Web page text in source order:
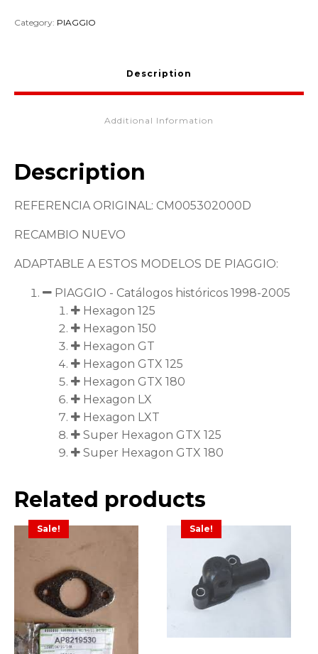
Category: PIAGGIO
Description
Additional Information
Description
REFERENCIA ORIGINAL: CM005302000D
RECAMBIO NUEVO
ADAPTABLE A ESTOS MODELOS DE PIAGGIO:
PIAGGIO - Catálogos históricos 1998-2005
Hexagon 125
Hexagon 150
Hexagon GT
Hexagon GTX 125
Hexagon GTX 180
Hexagon LX
Hexagon LXT
Super Hexagon GTX 125
Super Hexagon GTX 180
Related products
Sale! Sale!